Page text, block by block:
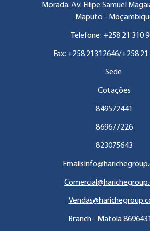
Morada: Av. Filipe Samuel
Maputo -
Telefone: +258 21 310
Fax:+258 21312646/+258 21
Sede
Cotações
849572441
869677226
823075643
Branch - Matola